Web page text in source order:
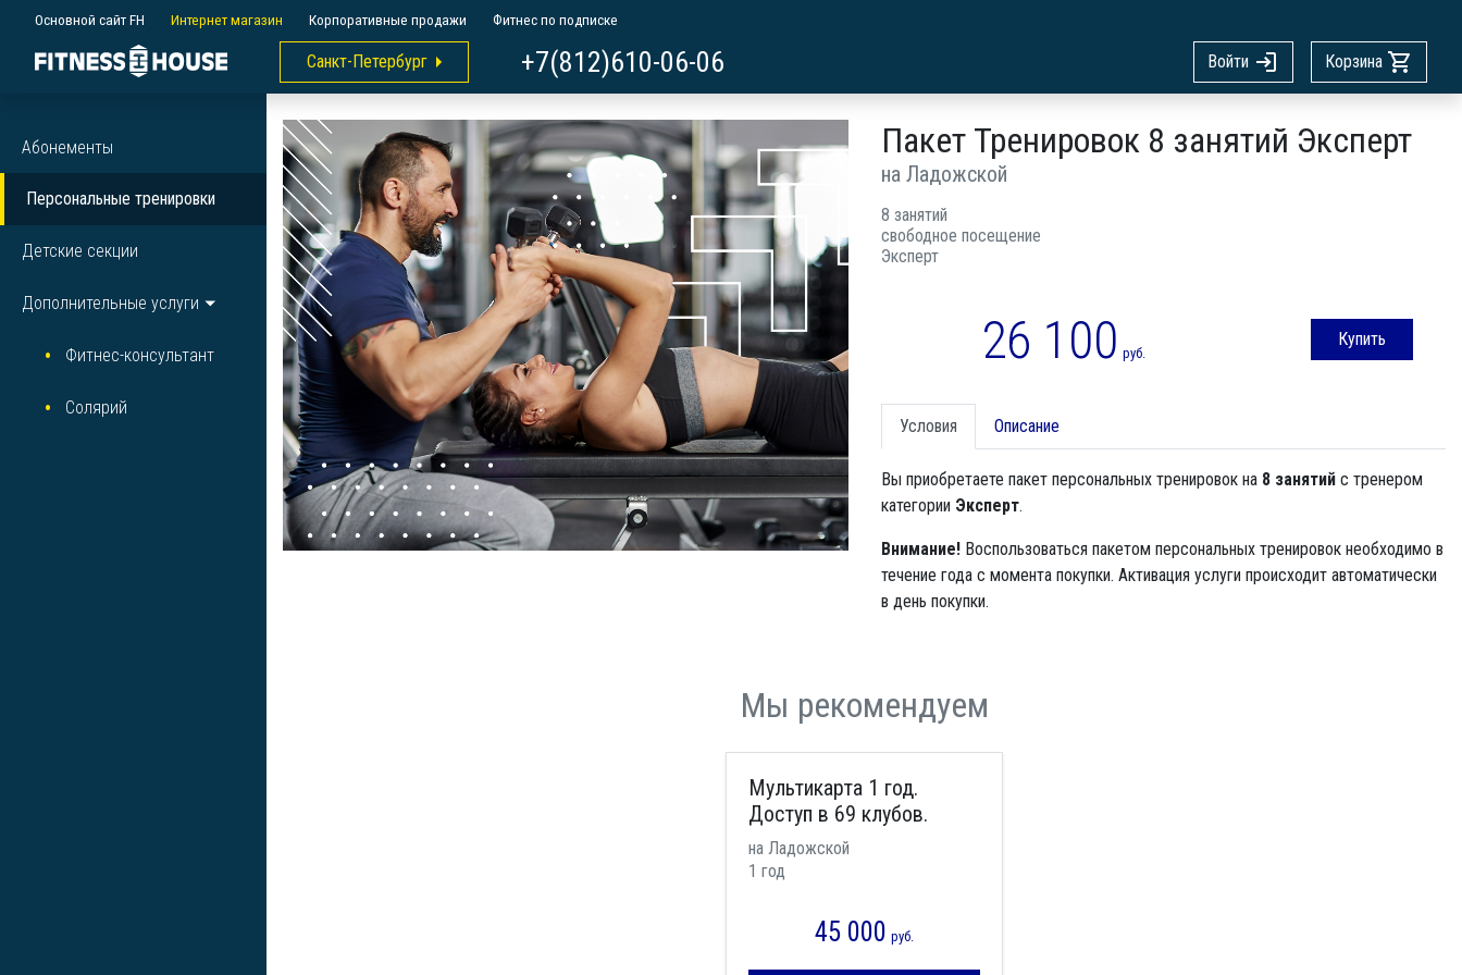
Основной сайт FH Интернет магазин Корпоративные продажи Фитнес по подписке
Санкт-Петербург +7(812)610-06-06 Войти Корзина
Абонементы
Персональные тренировки
Детские секции
Дополнительные услуги
Фитнес-консультант
Солярий
Пакет Тренировок 8 занятий Эксперт
на Ладожской
8 занятий
свободное посещение
Эксперт
26 100 руб.
Купить
Условия Описание
Вы приобретаете пакет персональных тренировок на 8 занятийс тренером
категории Эксперт.
Внимание!Воспользоваться пакетом персональных тренировок необходимо в
течение года с момента покупки. Активация услуги происходит автоматически
в день покупки.
Мы рекомендуем
Мультикарта 1 год.
Доступ в 69 клубов.
на Ладожской
1 год
45 000 руб.